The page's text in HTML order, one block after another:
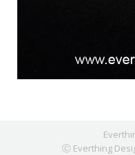
Ⓒ Everthing